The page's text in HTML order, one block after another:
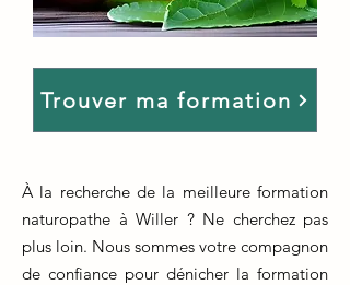
Trouver ma formation
À la recherche de la meilleure formation
naturopathe à Willer ? Ne cherchez pas
plus loin. Nous sommes votre compagnon
de confiance pour dénicher la formation